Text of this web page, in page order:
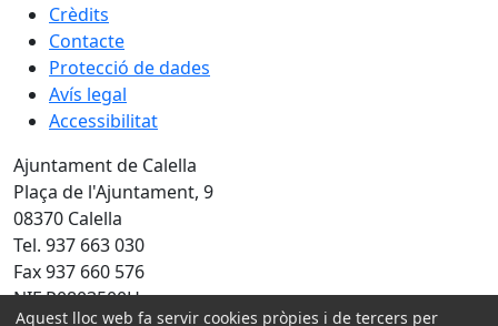
Crèdits
Contacte
Protecció de dades
Avís legal
Accessibilitat
Ajuntament de Calella
Plaça de l'Ajuntament, 9
08370 Calella
Tel. 937 663 030
Fax 937 660 576
NIF P0803500H
Aquest lloc web fa servir cookies pròpies i de tercers per